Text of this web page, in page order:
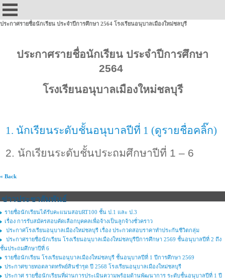
ประกาศรายชื่อนักเรียน ประจำปีการศึกษา 2564 โรงเรียนอนุบาลเมืองใหม่ชลบุรี
ประกาศรายชื่อนักเรียน ประจำปีการศึกษา
2564
โรงเรียนอนุบาลเมืองใหม่ชลบุรี
1. นักเรียนระดับชั้นอนุบาลปีที่ 1 (ดูรายชื่อคลิ๊ก)
2. นักเรียนระดับชั้นประถมศึกษาปีที่ 1 – 6
« Back
ข่าวประชาสัมพันธ์
รายชื่อนักเรียนได้รับคะแนนสอบRT100 ชั้น ป.1 และ ป.3
เรื่อง การรับสมัครสอบคัดเลือกบุคคลเพื่อจ้างเป็นลูกจ้างชั่วคราว
ประกาศโรงเรียนอนุบาลเมืองใหม่ชลบุรี เรื่อง ประกวดสอบราคาทำประกันชีวิตกลุ่ม
ประกาศรายชื่อนักเรียน โรงเรียนอนุบาลเมืองใหม่ชลบุรีปีการศึกษา 2569 ชั้นอนุบาลปีที่ 2 ถึง
ชั้นประถมศึกษาปีที่ 6
รายชื่อนักเรียน โรงเรียนอนุบาลเมืองใหม่ชลบุรี ชั้นอนุบาลปีที่ 1 ปีการศึกษา 2569
ประกาศขายทอตลาดทรัพย์สินชำรุด ปี 2568 โรงเรียนอนุบาลเมืองใหม่ชลบุรี
ประกาศ รายชื่อนักเรียนที่ผ่านการประเมินความพร้อมด้านพัฒนาการ ระดับชั้นอนุบาลปีที่ 1 ปี